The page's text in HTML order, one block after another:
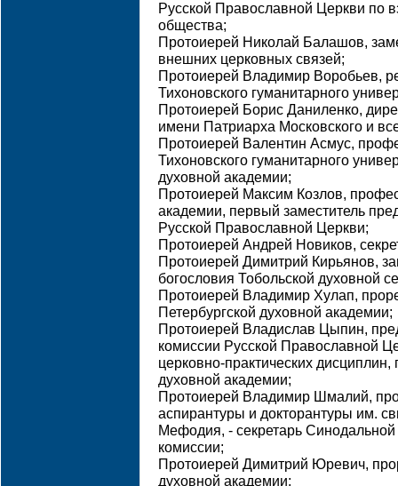
Русской Православной Церкви по
общества;
Протоиерей Николай Балашов,
внешних церковных связей;
Протоиерей Владимир Воробьев,
Тихоновского гуманитарного
Протоиерей Борис Даниленко,
имени Патриарха Московского и
Протоиерей Валентин Асмус,
Тихоновского гуманитарного
духовной академии;
Протоиерей Максим Козлов,
академии, первый заместитель
Русской Православной Церкви;
Протоиерей Андрей Новиков,
Протоиерей Димитрий Кирьянов,
богословия Тобольской духовной
Протоиерей Владимир Хулап,
Петербургской духовной академии;
Протоиерей Владислав Цыпин,
комиссии Русской Православной
церковно-практических
духовной академии;
Протоиерей Владимир Шмалий,
аспирантуры и докторантуры им.
Мефодия, - секретарь Синодальной
комиссии;
Протоиерей Димитрий Юревич,
духовной академии;